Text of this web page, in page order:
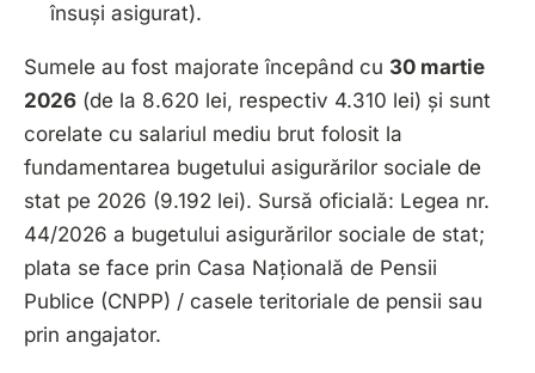
însuși asigurat).
Sumele au fost majorate începând cu 30 martie
2026 (de la 8.620 lei, respectiv 4.310 lei) și sunt
corelate cu salariul mediu brut folosit la
fundamentarea bugetului asigurărilor sociale de
stat pe 2026 (9.192 lei). Sursă oficială: Legea nr.
44/2026 a bugetului asigurărilor sociale de stat;
plata se face prin Casa Națională de Pensii
Publice (CNPP) / casele teritoriale de pensii sau
prin angajator.